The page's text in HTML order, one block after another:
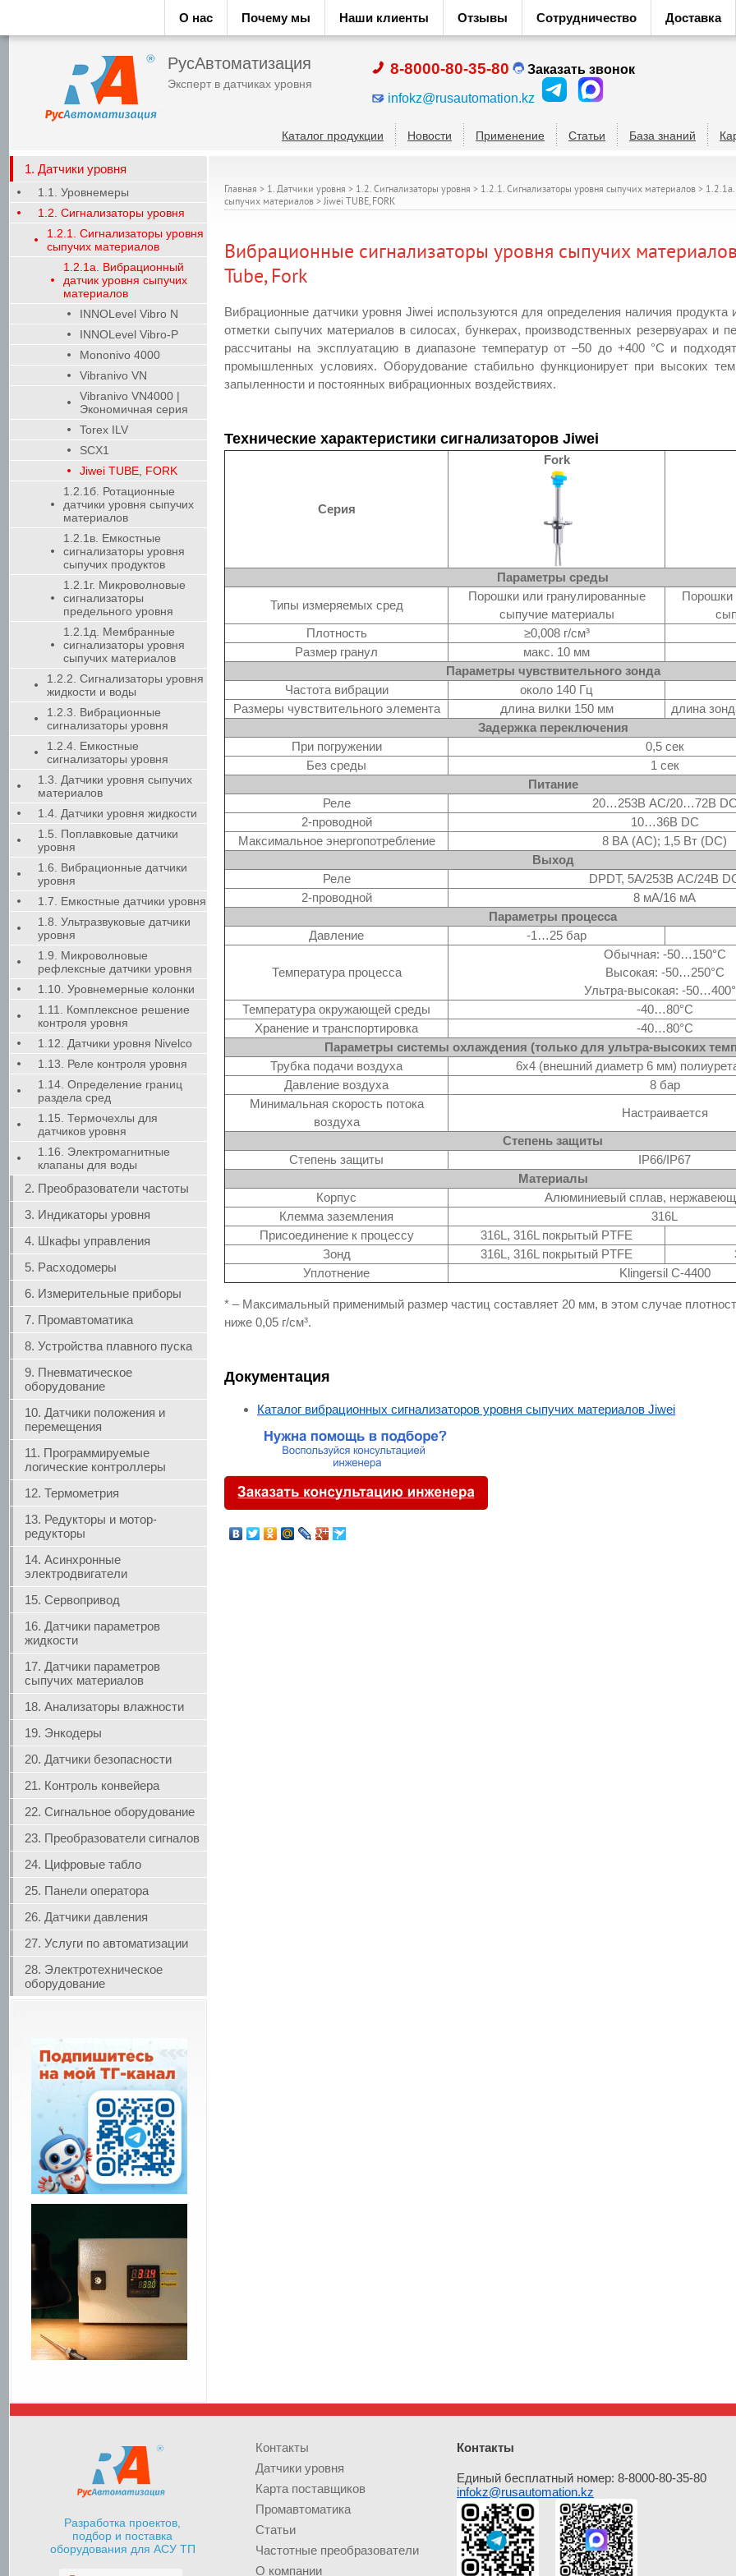
О нас Почему мы Наши клиенты Отзывы Сотрудничество Доставка
РусАвтоматизация
Эксперт в датчиках уровня
8-8000-80-35-80 Заказать звонок
infokz@rusautomation.kz
Каталог продукции Новости Применение Статьи База знаний
1. Датчики уровня
1.1. Уровнемеры
1.2. Сигнализаторы уровня
1.2.1. Сигнализаторы уровня
сыпучих материалов
1.2.1а. Вибрационный
датчик уровня сыпучих
материалов
INNOLevel Vibro N
INNOLevel Vibro-P
Mononivo 4000
Vibranivo VN
Vibranivo VN4000 |
Экономичная серия
Torex ILV
SCX1
Jiwei TUBE, FORK
1.2.1б. Ротационные
датчики уровня сыпучих
материалов
1.2.1в. Емкостные
сигнализаторы уровня
сыпучих продуктов
1.2.1г. Микроволновые
сигнализаторы
предельного уровня
1.2.1д. Мембранные
сигнализаторы уровня
сыпучих материалов
1.2.2. Сигнализаторы уровня
жидкости и воды
1.2.3. Вибрационные
сигнализаторы уровня
1.2.4. Емкостные
сигнализаторы уровня
1.3. Датчики уровня сыпучих
материалов
1.4. Датчики уровня жидкости
1.5. Поплавковые датчики
уровня
1.6. Вибрационные датчики
уровня
1.7. Емкостные датчики уровня
1.8. Ультразвуковые датчики
уровня
1.9. Микроволновые
рефлексные датчики уровня
1.10. Уровнемерные колонки
1.11. Комплексное решение
контроля уровня
1.12. Датчики уровня Nivelco
1.13. Реле контроля уровня
1.14. Определение границ
раздела сред
1.15. Термочехлы для
датчиков уровня
1.16. Электромагнитные
клапаны для воды
2. Преобразователи частоты
3. Индикаторы уровня
4. Шкафы управления
5. Расходомеры
6. Измерительные приборы
7. Промавтоматика
8. Устройства плавного пуска
9. Пневматическое
оборудование
10. Датчики положения и
перемещения
11. Программируемые
логические контроллеры
12. Термометрия
13. Редукторы и мотор-
редукторы
14. Асинхронные
электродвигатели
15. Сервопривод
16. Датчики параметров
жидкости
17. Датчики параметров
сыпучих материалов
18. Анализаторы влажности
19. Энкодеры
20. Датчики безопасности
21. Контроль конвейера
22. Сигнальное оборудование
23. Преобразователи сигналов
24. Цифровые табло
25. Панели оператора
26. Датчики давления
27. Услуги по автоматизации
28. Электротехническое
оборудование
Главная > 1. Датчики уровня > 1.2. Сигнализаторы уровня > 1.2.1. Сигнализаторы уровня сыпучих материалов >
сыпучих материалов >Jiwei TUBE, FORK
Вибрационные сигнализаторы уровня сыпучих
Tube, Fork
Вибрационные датчики уровня Jiwei используются для определения наличия продукта
отметки сыпучих материалов в силосах, бункерах, производственных резервуарах и
рассчитаны на эксплуатацию в диапазоне температур от –50 до +400 °C и
промышленных условиях. Оборудование стабильно функционирует при высоких
запыленности и постоянных вибрационных воздействиях.
Технические характеристики сигнализаторов Jiwei
Серия
Fork
Параметры среды
Типы измеряемых сред
Порошки или гранулированные
сыпучие материалы
Порошки
Плотность
≥0,008 г/см³
Размер гранул
макс. 10 мм
Параметры чувствительного зонда
Частота вибрации
около 140 Гц
Размеры чувствительного элемента
длина вилки 150 мм
длина
Задержка переключения
При погружении
0,5 сек
Без среды
1 сек
Питание
Реле
20…253В AC/20…72В DC
2-проводной
10…36В DC
Максимальное энергопотребление
8 ВА (AC); 1,5 Вт (DC)
Выход
Реле
DPDT, 5A/253В AC/24В
2-проводной
8 мА/16 мА
Параметры процесса
Давление
-1…25 бар
Температура процесса
Обычная: -50…150°C
Высокая: -50…250°C
Ультра-высокая: -
Температура окружающей среды
-40…80°C
Хранение и транспортировка
-40…80°C
Параметры системы охлаждения (только для ультра-высоких
Трубка подачи воздуха
6х4 (внешний диаметр 6 мм)
Давление воздуха
8 бар
Минимальная скорость потока
воздуха
Настраивается
Степень защиты
Степень защиты
IP66/IP67
Материалы
Корпус
Алюминиевый сплав,
Клемма заземления
316L
Присоединение к процессу
316L, 316L покрытый PTFE
Зонд
316L, 316L покрытый PTFE
Уплотнение
Klingersil C-4400
* – Максимальный применимый размер частиц составляет 20 мм, в этом случае
ниже 0,05 г/см³.
Документация
Каталог вибрационных сигнализаторов уровня сыпучих материалов Jiwei
Разработка проектов,
подбор и поставка
оборудования для АСУ ТП
Контакты
Датчики уровня
Карта поставщиков
Промавтоматика
Статьи
Частотные преобразователи
О компании
Контакты
Единый бесплатный номер: 8-8000-80-35-80
infokz@rusautomation.kz